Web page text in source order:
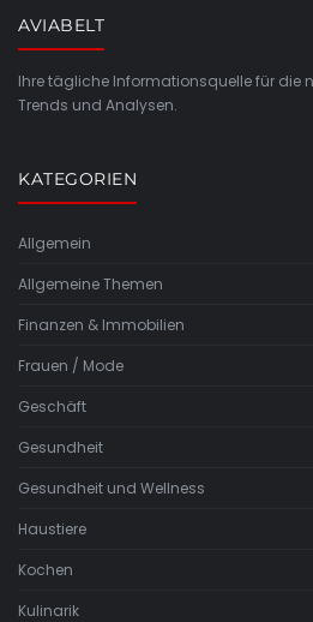
AVIABELT
Ihre tägliche Informationsquelle für die
Trends und Analysen.
KATEGORIEN
Allgemein
Allgemeine Themen
Finanzen & Immobilien
Frauen / Mode
Geschäft
Gesundheit
Gesundheit und Wellness
Haustiere
Kochen
Kulinarik